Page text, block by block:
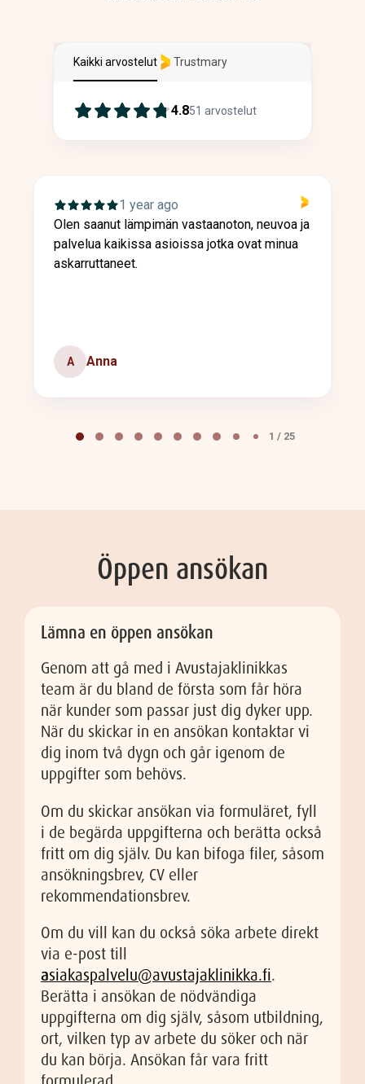
Kaikki arvostelut Trustmary
4.851 arvostelut
1 year ago
Olen saanut lämpimän vastaanoton, neuvoa ja
palvelua kaikissa asioissa jotka ovat minua
askarruttaneet.
A Anna
1 / 25
Öppen ansökan
Lämna en öppen ansökan
Genom att gå med i Avustajaklinikkas
team är du bland de första som får höra
när kunder som passar just dig dyker upp.
När du skickar in en ansökan kontaktar vi
dig inom två dygn och går igenom de
uppgifter som behövs.
Om du skickar ansökan via formuläret, fyll
i de begärda uppgifterna och berätta också
fritt om dig själv. Du kan bifoga filer, såsom
ansökningsbrev, CV eller
rekommendationsbrev.
Om du vill kan du också söka arbete direkt
via e-post till
asiakaspalvelu@avustajaklinikka.fi.
Berätta i ansökan de nödvändiga
uppgifterna om dig själv, såsom utbildning,
ort, vilken typ av arbete du söker och när
du kan börja. Ansökan får vara fritt